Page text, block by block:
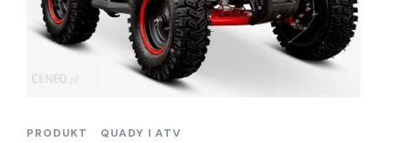
PRODUKT QUADY I ATV